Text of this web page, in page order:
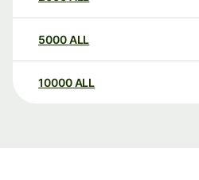
5000ALL
10000 ALL